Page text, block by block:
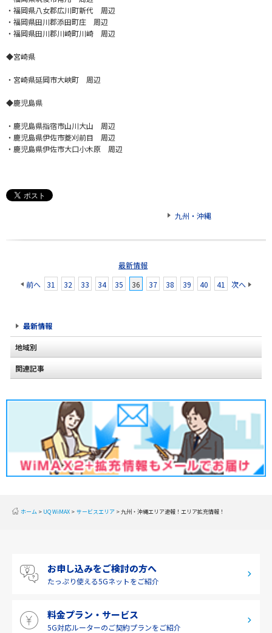
・福岡県八女郡広川町新代 周辺
・福岡県田川郡添田町庄 周辺
・福岡県田川郡川崎町川崎 周辺
◆宮崎県
・宮崎県延岡市大峡町 周辺
◆鹿児島県
・鹿児島県指宿市山川大山 周辺
・鹿児島県伊佐市菱刈前目 周辺
・鹿児島県伊佐市大口小木原 周辺
九州・沖縄
最新情報
前へ 31 32 33 34 35 36 37 38 39 40 41 次へ
最新情報
地域別
北海道
甲信越
北陸
九州・沖縄
関連記事
ホーム UQ WiMAX サービスエリア 九州・沖縄エリア速報！エリア拡充情報！
お申し込みをご検討の方へ
たっぷり使える5Gネットをご紹介
料金プラン・サービス
5G対応ルーターのご契約プランをご紹介